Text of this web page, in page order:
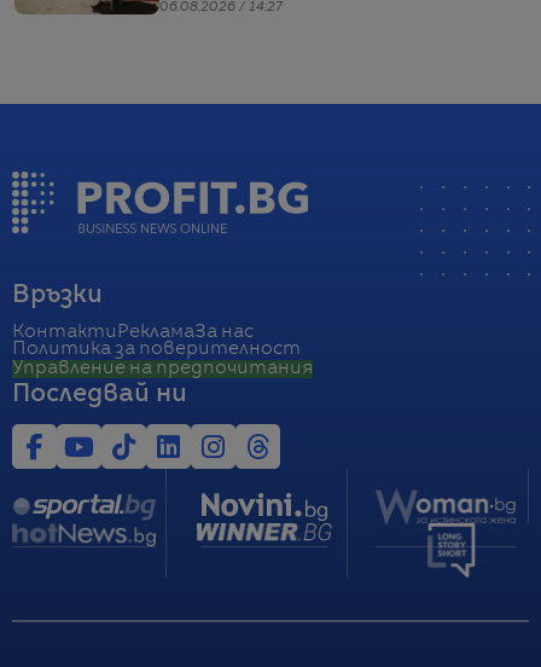
06.08.2026 / 14:27
Връзки
Контакти РекламаЗа нас
Политика за поверителност
Управление на предпочитания
Последвай ни